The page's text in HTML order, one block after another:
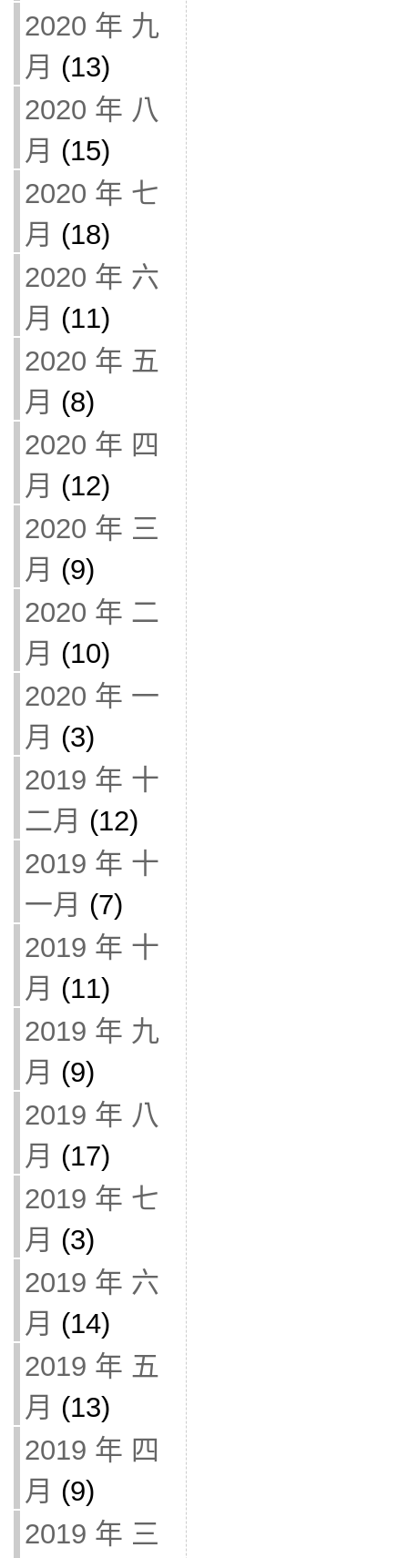
2020 年 九
月 (13)
2020 年 八
月 (15)
2020 年 七
月 (18)
2020 年 六
月 (11)
2020 年 五
月 (8)
2020 年 四
月 (12)
2020 年 三
月 (9)
2020 年 二
月 (10)
2020 年 一
月 (3)
2019 年 十
二月 (12)
2019 年 十
一月 (7)
2019 年 十
月 (11)
2019 年 九
月 (9)
2019 年 八
月 (17)
2019 年 七
月 (3)
2019 年 六
月 (14)
2019 年 五
月 (13)
2019 年 四
月 (9)
2019 年 三